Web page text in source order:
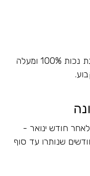
נכים עם סוג פגיעה 94 (עיוורון) בדרגת נכות 100% ומעלה
חודש ינואר -
שנותרו עד סוף